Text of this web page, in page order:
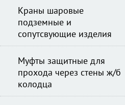
Краны шаровые
подземные и
сопутсвующие изделия
Муфты защитные для
прохода через стены ж/б
колодца